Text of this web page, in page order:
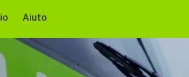
Aiuto